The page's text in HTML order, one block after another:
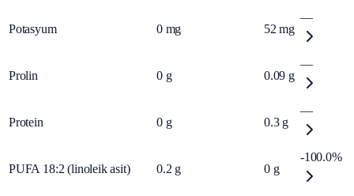
Potasyum 0 mg 52 mg
—
Prolin 0 g 0.09 g
—
Protein 0 g 0.3 g
—
PUFA 18:2 (linoleik asit) 0.2 g 0 g
-100.0%